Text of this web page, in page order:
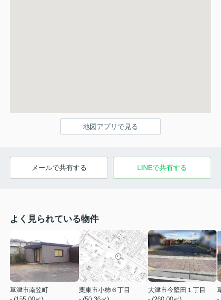
地図アプリで見る
メールで共有する LINEで共有する
よく見られている物件
草津市南笠町
栗東市小柿６丁目
大津市今堅田１丁目